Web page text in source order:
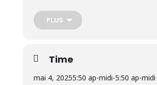
PLUS
Time
mai 4, 20255:50 ap-midi-5:50 ap-midi